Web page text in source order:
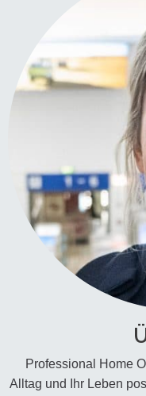
Professional Home
Alltag und Ihr Leben